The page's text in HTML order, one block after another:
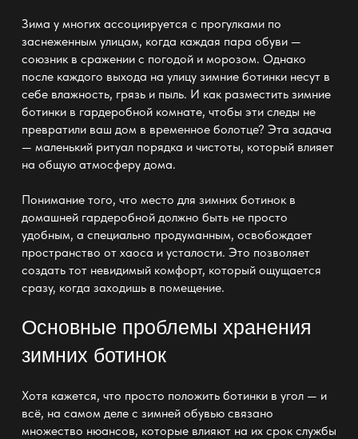
Зима у многих ассоциируется с прогулками по
заснеженным улицам, когда каждая пара обуви —
союзник в сражении с погодой и морозом. Однако
после каждого выхода на улицу зимние ботинки несут в
себе влажность, грязь и пыль. И как разместить зимние
ботинки в гардеробной комнате, чтобы эти следы не
превратили ваш дом в временное болотце? Эта задача
— маленький ритуал порядка и чистоты, который влияет
на общую атмосферу дома.
Понимание того, что место для зимних ботинок в
домашней гардеробной должно быть не просто
удобным, а специально продуманным, освобождает
пространство от хаоса и усталости. Это позволяет
создать тот невидимый комфорт, который ощущается
сразу, когда заходишь в помещение.
Основные проблемы хранения
зимних ботинок
Хотя кажется, что просто положить ботинки в угол — и
всё, на самом деле с зимней обувью связано
множество нюансов, которые влияют на их срок службы